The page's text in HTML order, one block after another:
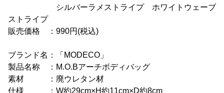
シルバーラメストライプ ホワイトウェーブ
ストライプ
販売価格 ：990円(税込)
ブランド名：「MODECO」
製品名称 ：M.O.Bアーチボディバッグ
素材 ：廃ウレタン材
仕様 ：W約29cm×H約11cm×D約8cm